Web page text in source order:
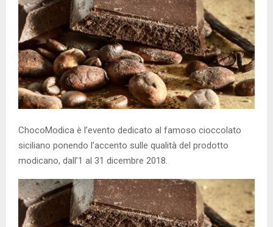
ChocoModica è l’evento dedicato al famoso cioccolato
siciliano ponendo l’accento sulle qualità del prodotto
modicano, dall’1 al 31 dicembre 2018.